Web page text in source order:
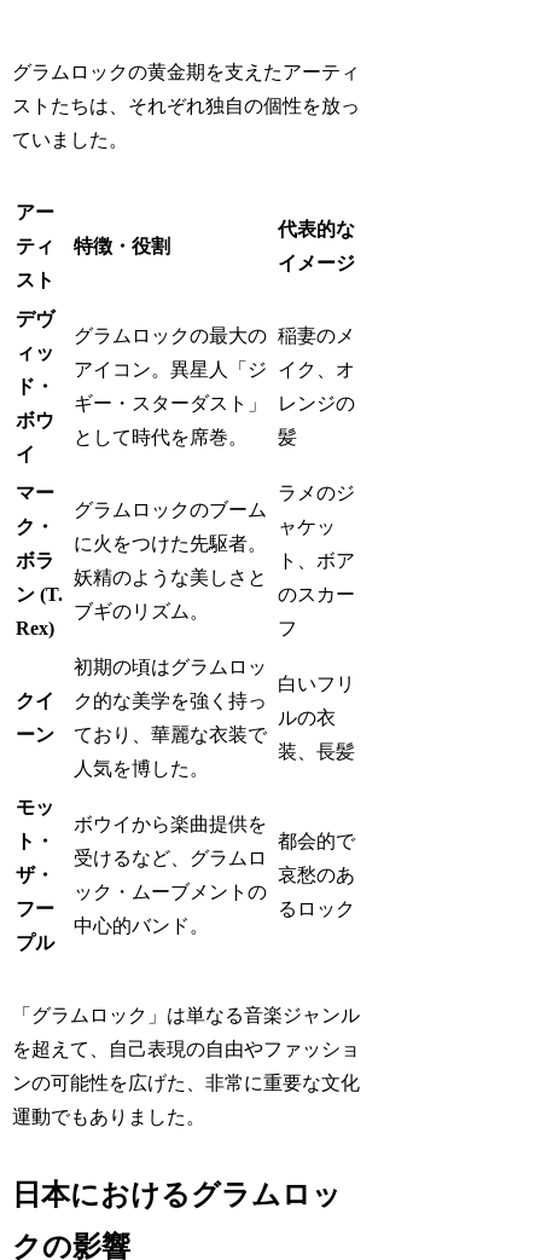
グラムロックの黄金期を支えたアーティ
ストたちは、それぞれ独自の個性を放っ
ていました。
アー
ティ
スト
特徴・役割
代表的な
イメージ
デヴ
ィッ
ド・
ボウ
イ
グラムロックの最大の
アイコン。異星人「ジ
ギー・スターダスト」
として時代を席巻。
稲妻のメ
イク、オ
レンジの
髪
マー
ク・
ボラ
ン (T.
Rex)
グラムロックのブーム
に火をつけた先駆者。
妖精のような美しさと
ブギのリズム。
ラメのジ
ャケッ
ト、ボア
のスカー
フ
クイ
ーン
初期の頃はグラムロッ
ク的な美学を強く持っ
ており、華麗な衣装で
人気を博した。
白いフリ
ルの衣
装、長髪
モッ
ト・
ザ・
フー
プル
ボウイから楽曲提供を
受けるなど、グラムロ
ック・ムーブメントの
中心的バンド。
都会的で
哀愁のあ
るロック
「グラムロック」は単なる音楽ジャンル
を超えて、自己表現の自由やファッショ
ンの可能性を広げた、非常に重要な文化
運動でもありました。
日本におけるグラムロッ
クの影響